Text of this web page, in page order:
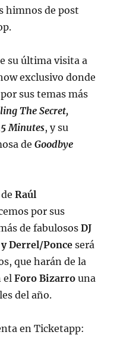
himnos de post
su última visita a
exclusivo donde
sus temas más
The Secret,
Minutes, y su
deGoodbye
deRaúl
por sus
de fabulososDJ
Derrel/Ponce será
que harán de la
elForo Bizarro una
del año.
en Ticketapp: